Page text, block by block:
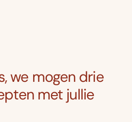
we mogen drie
met jullie